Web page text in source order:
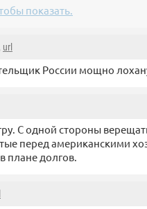
показать.
url
России мощно
С одной стороны
перед американскими
плане долгов.